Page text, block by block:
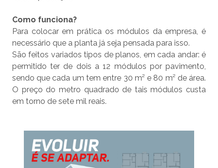
Como funciona?
Para colocar em prática os módulos da empresa, é
necessário que a planta já seja pensada para isso.
São feitos variados tipos de planos, em cada andar: é
permitido ter de dois a 12 módulos por pavimento,
sendo que cada um tem entre 30 m² e 80 m² de área.
O preço do metro quadrado de tais módulos custa
em torno de sete mil reais.